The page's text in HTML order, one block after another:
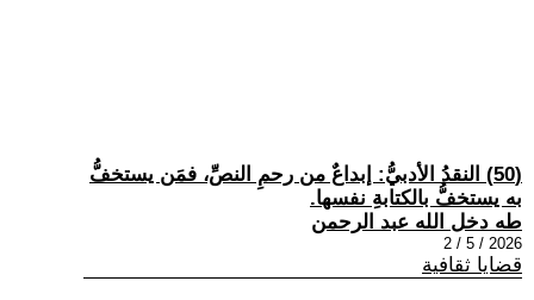
(50) النقدُ الأدبيُّ: إبداعٌ من رحمِ النصِّ، فمَن يستخفُّ
به يستخفُّ بالكتابةِ نفسها.
طه دخل الله عبد الرحمن
2026 / 5 / 2
قضايا ثقافية